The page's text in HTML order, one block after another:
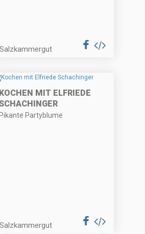
Salzkammergut
KOCHEN MIT ELFRIEDE
Pikante Partyblume
Salzkammergut